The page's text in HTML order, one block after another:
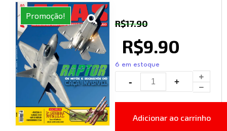
Promoção!
R$17.90
R$9.90
6 em estoque
Adicionar ao carrinho